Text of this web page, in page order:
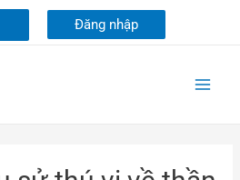
Đăng nhập